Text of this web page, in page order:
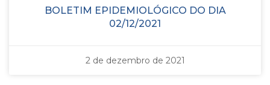
BOLETIM EPIDEMIOLÓGICO DO DIA
02/12/2021
2 de dezembro de 2021